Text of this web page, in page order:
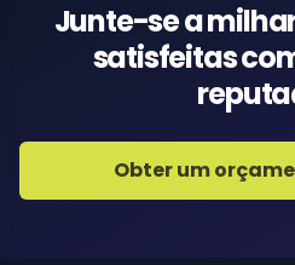
Junte-se a
satisfeitas
Obter um